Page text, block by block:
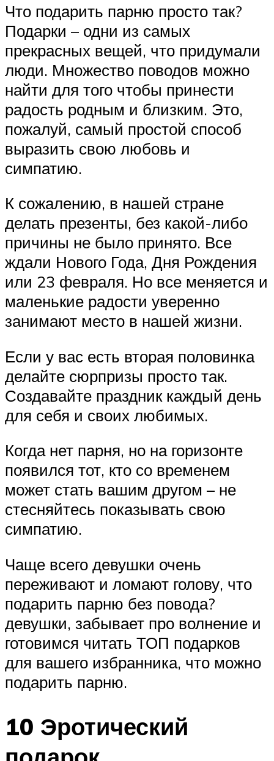
Что подарить парню просто так?
Подарки – одни из самых
прекрасных вещей, что придумали
люди. Множество поводов можно
найти для того чтобы принести
радость родным и близким. Это,
пожалуй, самый простой способ
выразить свою любовь и
симпатию.
К сожалению, в нашей стране
делать презенты, без какой-либо
причины не было принято. Все
ждали Нового Года, Дня Рождения
или 23 февраля. Но все меняется и
маленькие радости уверенно
занимают место в нашей жизни.
Если у вас есть вторая половинка
делайте сюрпризы просто так.
Создавайте праздник каждый день
для себя и своих любимых.
Когда нет парня, но на горизонте
появился тот, кто со временем
может стать вашим другом – не
стесняйтесь показывать свою
симпатию.
Чаще всего девушки очень
переживают и ломают голову, что
подарить парню без повода?
девушки, забывает про волнение и
готовимся читать ТОП подарков
для вашего избранника, что можно
подарить парню.
10 Эротический